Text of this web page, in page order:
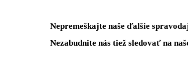
Nepremeškajte naše ďalšie
Nezabudnite nás tiež sledovať na